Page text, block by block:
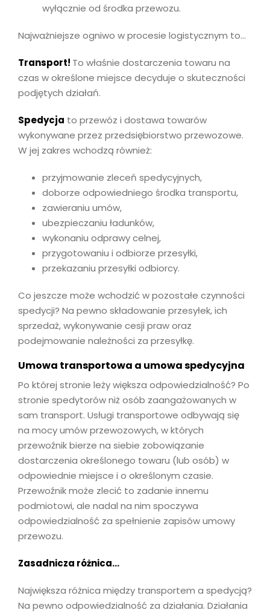
wyłącznie od środka przewozu.
Najważniejsze ogniwo w procesie logistycznym to…
Transport! To właśnie dostarczenia towaru na
czas w określone miejsce decyduje o skuteczności
podjętych działań.
Spedycja to przewóz i dostawa towarów
wykonywane przez przedsiębiorstwo przewozowe.
W jej zakres wchodzą również:
przyjmowanie zleceń spedycyjnych,
doborze odpowiedniego środka transportu,
zawieraniu umów,
ubezpieczaniu ładunków,
wykonaniu odprawy celnej,
przygotowaniu i odbiorze przesyłki,
przekazaniu przesyłki odbiorcy.
Co jeszcze może wchodzić w pozostałe czynności
spedycji? Na pewno składowanie przesyłek, ich
sprzedaż, wykonywanie cesji praw oraz
podejmowanie należności za przesyłkę.
Umowa transportowa a umowa spedycyjna
Po której stronie leży większa odpowiedzialność? Po
stronie spedytorów niż osób zaangażowanych w
sam transport. Usługi transportowe odbywają się
na mocy umów przewozowych, w których
przewoźnik bierze na siebie zobowiązanie
dostarczenia określonego towaru (lub osób) w
odpowiednie miejsce i o określonym czasie.
Przewoźnik może zlecić to zadanie innemu
podmiotowi, ale nadal na nim spoczywa
odpowiedzialność za spełnienie zapisów umowy
przewozu.
Zasadnicza różnica…
Największa różnica między transportem a spedycją?
Na pewno odpowiedzialność za działania. Działania